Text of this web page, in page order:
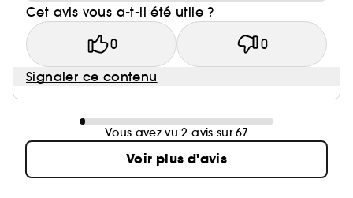
Cet avis vous a-t-il été utile ?
0 0
Signaler ce contenu
Vous avez vu 2 avis sur 67
Voir plus d'avis